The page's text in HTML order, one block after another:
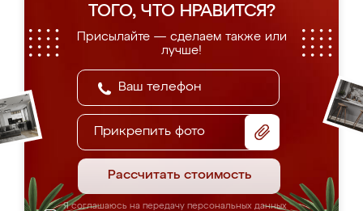
ТОГО, ЧТО НРАВИТСЯ?
Присылайте — сделаем также или
лучше!
Прикрепить фото
Рассчитать стоимость
Я соглашаюсь на передачу персональных данных